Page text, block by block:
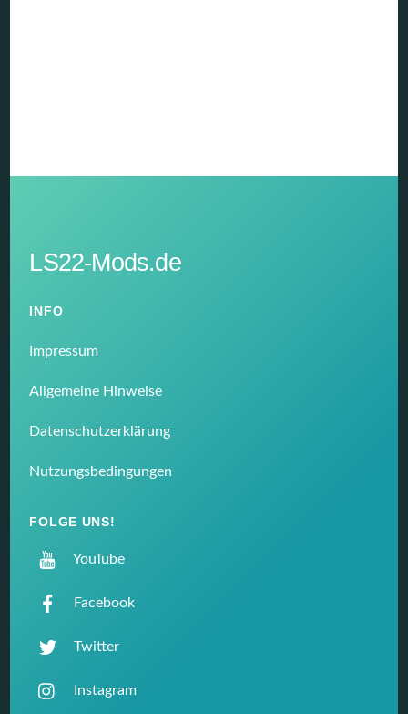
LS22-Mods.de
INFO
Impressum
Allgemeine Hinweise
Datenschutzerklärung
Nutzungsbedingungen
FOLGE UNS!
YouTube
Facebook
Twitter
Instagram